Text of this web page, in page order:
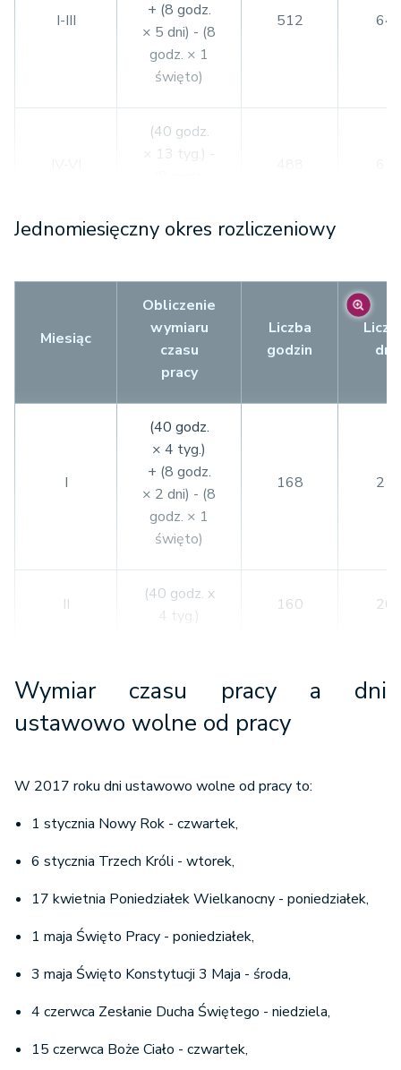
I-III
+ (8 godz.
× 5 dni) - (8
godz. × 1
święto)
512 64
(40 godz.
× 13 tyg.) -
VII-IX
(8 godz.
× 1 święto)
512 64
X-XII
(40 godz.
(8 godz.
× 4 święta)
488 61
Jednomiesięczny okres rozliczeniowy
Miesiąc
Obliczenie
wymiaru
czasu
pracy
Liczba
godzin
dni
I
(40 godz.
× 4 tyg.)
+ (8 godz.
× 2 dni) - (8
godz. × 1
święto)
168 21
II
(40 godz. x
4 tyg.)
160 20
III
× 4 tyg.)
+ (8 godz.
23
IV
(40 godz.
× 4 tyg.)
× 1 święto)
V
× 4 tyg.)
× 3 dni) - (8
godz. × 2
168
Wymiar czasu pracy a dni
ustawowo wolne od pracy
W 2017 roku dni ustawowo wolne od pracy to:
1 stycznia Nowy Rok - czwartek,
6 stycznia Trzech Króli - wtorek,
17 kwietnia Poniedziałek Wielkanocny - poniedziałek,
1 maja Święto Pracy - poniedziałek,
3 maja Święto Konstytucji 3 Maja - środa,
4 czerwca Zesłanie Ducha Świętego - niedziela,
15 czerwca Boże Ciało - czwartek,